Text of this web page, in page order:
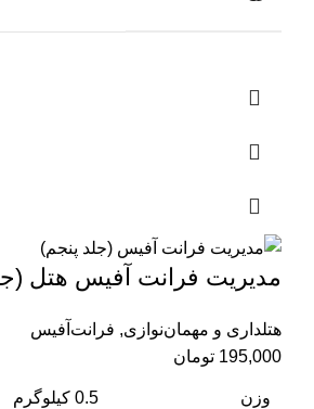
مدیریت فرانت آفیس هتل
هتلداری و مهمان‌نوازی, فرانت‌آفیس
195,000 تومان
وزن 0.5 کیلوگرم